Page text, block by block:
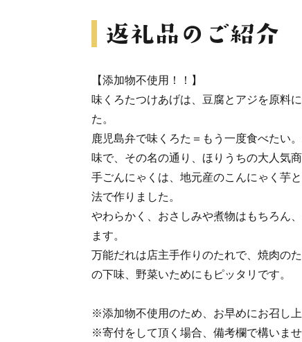
【添加物不使用！！】
味くろたつけあげは、豆腐とアジを原料
た。
鹿児島弁で味くろた＝もう一度食べたい
味で、その名の通り、ほりうちの大人気商
手ごんにゃくは、地元産のこんにゃく芋
法で作りました。
やわらかく、おさしみや煮物はもちろん
ます。
万能だれは店主手作りのたれで、焼肉の
の下味、野菜いためにもピッタリです。
※添加物不使用のため、お早めにお召し上
※寄付をして頂く場合、備考欄で構いま